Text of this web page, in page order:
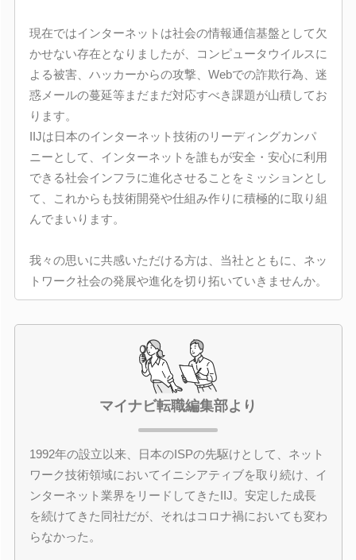
現在ではインターネットは社会の情報通信基盤として欠
かせない存在となりましたが、コンピュータウイルスに
よる被害、ハッカーからの攻撃、Webでの詐欺行為、迷
惑メールの蔓延等まだまだ対応すべき課題が山積してお
ります。
IIJは日本のインターネット技術のリーディングカンパ
ニーとして、インターネットを誰もが安全・安心に利用
できる社会インフラに進化させることをミッションとし
て、これからも技術開発や仕組み作りに積極的に取り組
んでまいります。
我々の思いに共感いただける方は、当社とともに、ネッ
トワーク社会の発展や進化を切り拓いていきませんか。
マイナビ転職編集部より
1992年の設立以来、日本のISPの先駆けとして、ネット
ワーク技術領域においてイニシアティブを取り続け、イ
ンターネット業界をリードしてきたIIJ。安定した成長
を続けてきた同社だが、それはコロナ禍においても変わ
らなかった。